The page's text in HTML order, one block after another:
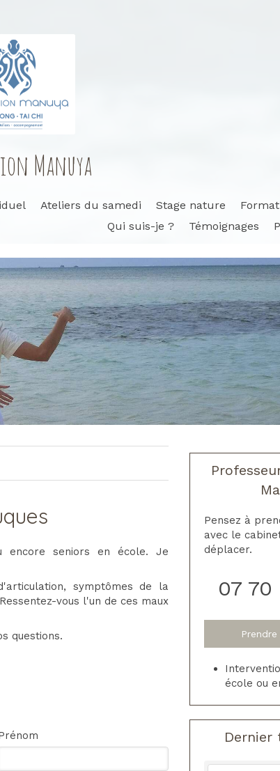
Manuya
Ateliers du samedi Stage nature
Qui suis-je ?
Témoignages
encore seniors en école. Je
symptômes de la
vous l'un de ces maux
questions.
Pensez à
avec le
déplacer.
07
école ou
Dernier